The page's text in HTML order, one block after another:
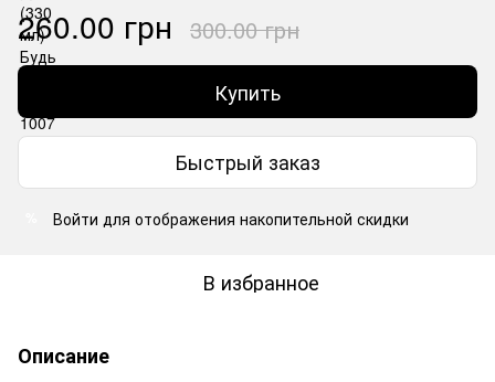
260.00 грн 300.00 грн
Купить
Быстрый заказ
Войти для отображения накопительной скидки
В избранное
Описание